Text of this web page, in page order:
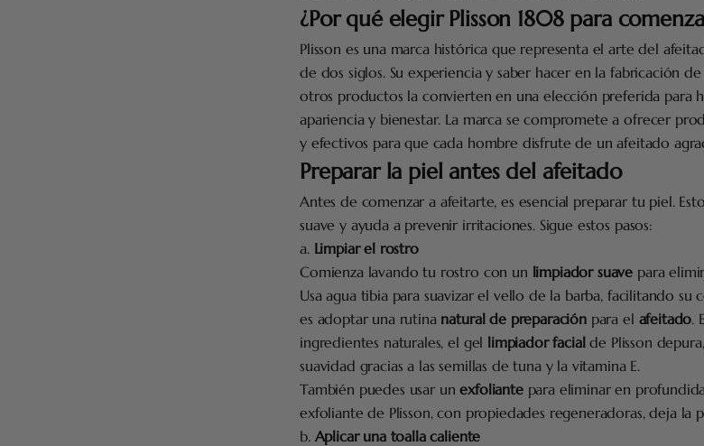
¿Por qué elegir Plisson 1808 para
Plisson es una marca histórica que representa el arte del
de dos siglos. Su experiencia y saber hacer en la fabricación
otros productos la convierten en una elección preferida para
apariencia y bienestar. La marca se compromete a ofrecer
y efectivos para que cada hombre disfrute de un afeitado
Preparar la piel antes del afeitado
Antes de comenzar a afeitarte, es esencial preparar tu piel.
suave y ayuda a prevenir irritaciones. Sigue estos pasos:
a. Limpiar el rostro
Comienza lavando tu rostro con un limpiador suave para
Usa agua tibia para suavizar el vello de la barba, facilitando su
es adoptar una rutina natural de preparaciónpara el afeitado.
ingredientes naturales, el gel limpiador facial de Plisson
suavidad gracias a las semillas de tuna y la vitamina E.
También puedes usar un exfoliantepara eliminar en
exfoliante de Plisson, con propiedades regeneradoras, deja la
b. Aplicar una toalla caliente